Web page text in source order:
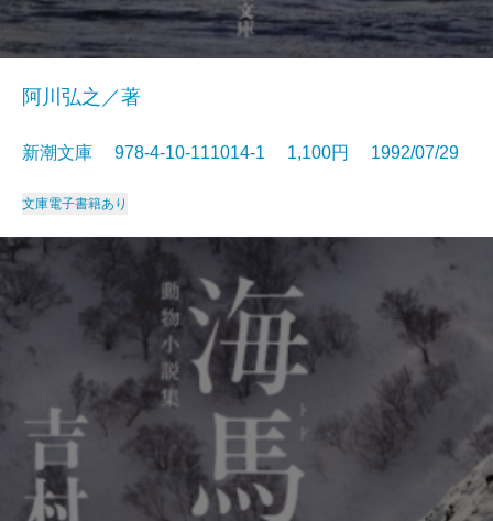
阿川弘之／著
新潮文庫 978-4-10-111014-1 1,100円 1992/07/29
文庫電子書籍あり